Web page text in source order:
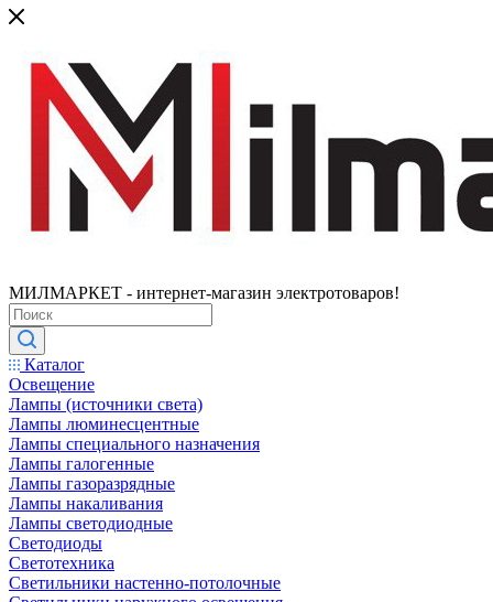
МИЛМАРКЕТ - интернет-магазин электротоваров!
Каталог
Освещение
Лампы (источники света)
Лампы люминесцентные
Лампы специального назначения
Лампы галогенные
Лампы газоразрядные
Лампы накаливания
Лампы светодиодные
Светодиоды
Светотехника
Светильники настенно-потолочные